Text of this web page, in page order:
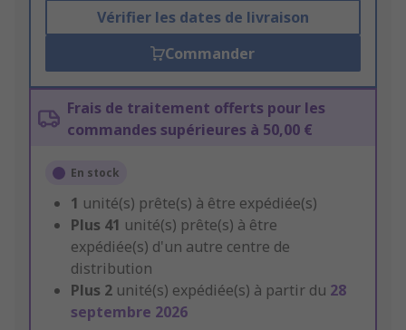
Vérifier les dates de livraison
Commander
Frais de traitement offerts pour les
commandes supérieures à 50,00 €
En stock
1 unité(s) prête(s) à être expédiée(s)
Plus 41 unité(s) prête(s) à être
expédiée(s) d'un autre centre de
distribution
Plus 2 unité(s) expédiée(s) à partir du 28
septembre 2026